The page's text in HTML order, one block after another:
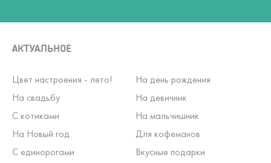
АКТУАЛЬНОЕ
Цвет настроения - лето!
На день рождения
На свадьбу
На девичник
С котиками
На мальчишник
На Новый год
Для кофеманов
С единорогами
Вкусные подарки